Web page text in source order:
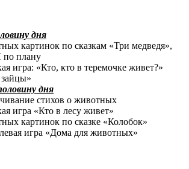
дня
картинок по сказкам «Три медведя»,
плану
игра: «Кто, кто в теремочке живет?»
дня
стихов о животных
игра «Кто в лесу живет»
картинок по сказке «Колобок»
игра «Дома для животных»